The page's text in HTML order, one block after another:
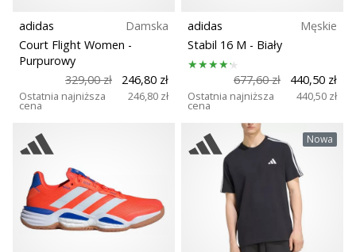
Nawierzchnia
Trail
Typ biegu
Rodzaje butów
adidas
Damska
Court Flight Women -
Purpurowy
329,00 zł
246,80 zł
Ostatnia najniższa
cena
246,80 zł
adidas
Męskie
Stabil 16 M - Biały
677,60 zł 440,50 zł
Ostatnia najniższa
cena
440,50 zł
Nowa